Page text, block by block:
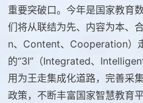
重要突破口。今年是国家教育
们将从联结为先、内容为本、
n、Content、Cooperation）
的“3I”（Integrated、
用为王走集成化道路，完善采
政策，不断丰富国家智慧教育